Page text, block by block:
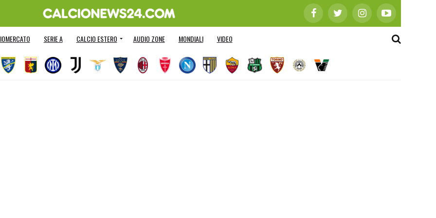
SERIE A CALCIO ESTERO AUDIO ZONE MONDIALI VIDEO